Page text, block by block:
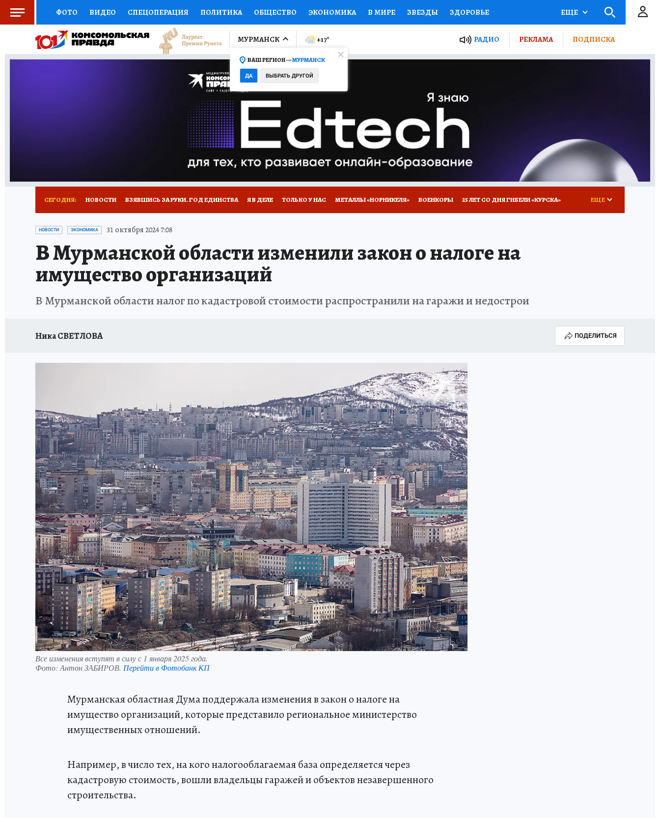
ФОТО ВИДЕО СПЕЦОПЕРАЦИЯ ПОЛИТИКА ОБЩЕСТВО ЭКОНОМИКА В МИРЕ ЗВЕЗДЫ ЗДОРОВЬЕ
СОЦПОДДЕРЖКА НАУКА СПОРТ КОЛУМНИСТЫ ПРОИСШЕСТВИЯ НАЦИОНАЛЬНЫЕ ПРОЕКТЫ РОССИИ
ВЫБОР ЭКСПЕРТОВ ДОКТОР ФИНАНСЫ ОТКРЫВАЕМ МИР Я ЗНАЮ СЕМЬЯ ЖЕНСКИЕ СЕКРЕТЫ ПУТЕВОДИТЕЛЬ
ПРОГНОЗЫ НА СПОРТ ПРОМОКОДЫ СЕРИАЛЫ
ТЕЛЕВИЗОР КОЛЛЕКЦИИ КОНКУРСЫ ГИД ПОТРЕБИТЕЛЯ
НОВОЕ НА САЙТЕ
ЕЩЕ
МУРМАНСК
ВАШ РЕГИОН —МУРМАНСК
ДА ВЫБРАТЬ ДРУГОЙ
+17° РАДИО РЕКЛАМА ПОДПИСКА
СЕГОДНЯ: НОВОСТИ ВЗЯВШИСЬ ЗА РУКИ. ГОД ЕДИНСТВА Я В ДЕЛЕ ТОЛЬКО У НАС МЕТАЛЛЫ «НОРНИКЕЛЯ» ВОЕНКОРЫ 25 ЛЕТ СО ДНЯ ГИБЕЛИ «КУРСКА»
УКРАИНА: СВОДКА КП В МАХ
ЗАПОВЕДНАЯ РОССИЯ ПРОИСШЕСТВИЯ АФИША ШКОЛА ЖУРНАЛИСТИКИ ИСПЫТАНО НА СЕБЕ
ЕЩЕ
НОВОСТИ ЭКОНОМИКА 31 октября 2024 7:08
В Мурманской области изменили закон о налоге на
имущество организаций
В Мурманской области налог по кадастровой стоимости распространили на гаражи и недострои
Ника СВЕТЛОВА ПОДЕЛИТЬСЯ
Все изменения вступят в силу с 1 января 2025 года.
Фото: Антон ЗАБИРОВ. Перейти в Фотобанк КП
Мурманская областная Дума поддержала изменения в закон о налоге на
имущество организаций, которые представило региональное министерство
имущественных отношений.
Например, в число тех, на кого налогооблагаемая база определяется через
кадастровую стоимость, вошли владельцы гаражей и объектов незавершенного
строительства.